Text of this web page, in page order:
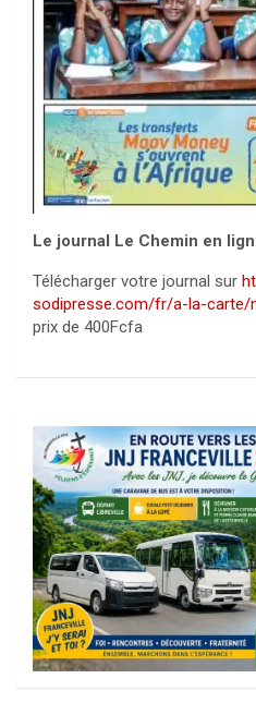
Le journal Le Chemin en
Télécharger votre journal sur
sodipresse.com/fr/a-la-carte/
prix de 400Fcfa